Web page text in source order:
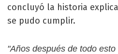
concluyó la historia
se pudo cumplir.
"Años después de todo